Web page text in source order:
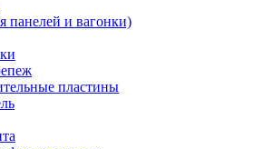
панелей и вагонки)
пластины